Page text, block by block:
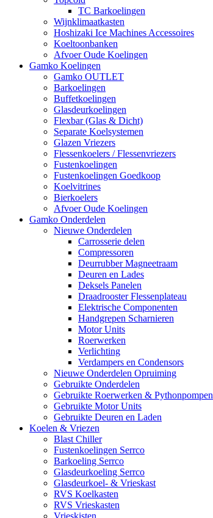
TC Barkoelingen
Wijnklimaatkasten
Hoshizaki Ice Machines Accessoires
Koeltoonbanken
Afvoer Oude Koelingen
Gamko Koelingen
Gamko OUTLET
Barkoelingen
Buffetkoelingen
Glasdeurkoelingen
Flexbar (Glas & Dicht)
Separate Koelsystemen
Glazen Vriezers
Flessenkoelers / Flessenvriezers
Fustenkoelingen
Fustenkoelingen Goedkoop
Koelvitrines
Bierkoelers
Afvoer Oude Koelingen
Gamko Onderdelen
Nieuwe Onderdelen
Carrosserie delen
Compressoren
Deurrubber Magneetraam
Deuren en Lades
Deksels Panelen
Draadrooster Flessenplateau
Elektrische Componenten
Handgrepen Scharnieren
Motor Units
Roerwerken
Verlichting
Verdampers en Condensors
Nieuwe Onderdelen Opruiming
Gebruikte Onderdelen
Gebruikte Roerwerken & Pythonpompen
Gebruikte Motor Units
Gebruikte Deuren en Laden
Koelen & Vriezen
Blast Chiller
Fustenkoelingen Serrco
Barkoeling Serrco
Glasdeurkoeling Serrco
Glasdeurkoel- & Vrieskast
RVS Koelkasten
RVS Vrieskasten
Vrieskisten